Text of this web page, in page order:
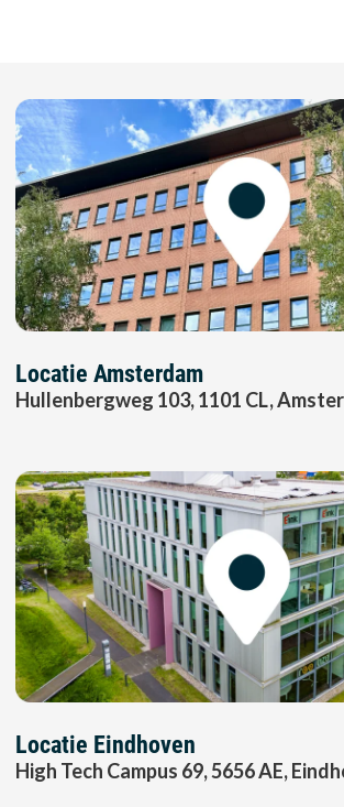
Locatie Amsterdam
Hullenbergweg 103, 1101 CL,
Locatie Eindhoven
High Tech Campus 69, 5656 AE,